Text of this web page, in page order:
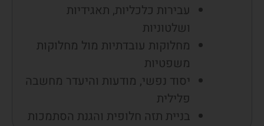
עבירות כלכליות, תאגידיות
ושלטוניות
מחלוקות עובדתיות מול מחלוקות
משפטיות
יסוד נפשי, מודעות והיעדר מחשבה
פלילית
בניית תזה חלופית והגנת הסתמכות